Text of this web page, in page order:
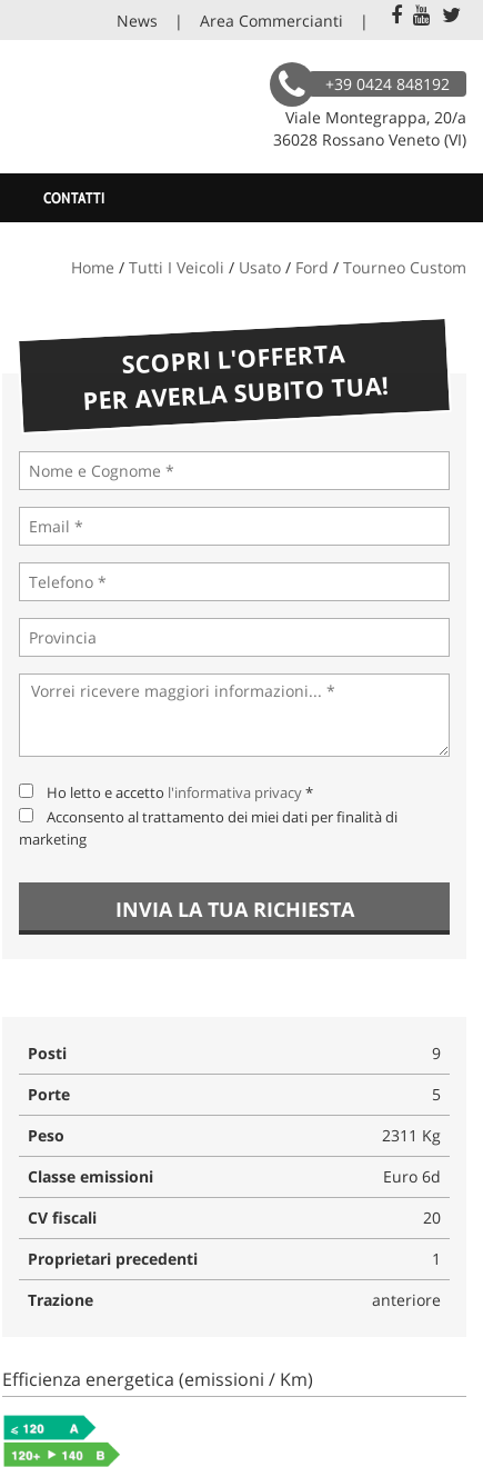
News Area Commercianti
+39 0424 848192
Viale Montegrappa, 20/a
36028 Rossano Veneto (VI)
CONTATTI
Home / Tutti I Veicoli / Usato / Ford / Tourneo Custom
SCOPRI L'OFFERTA
PER AVERLA SUBITO TUA!
Ho letto e accetto l'informativa privacy*
Acconsento al trattamento dei miei dati per finalità di
marketing
INVIA LA TUA RICHIESTA
Posti
9
Porte
5
Peso
2311 Kg
Classe emissioni
Euro 6d
CV fiscali
20
Proprietari precedenti
1
Trazione
anteriore
Efficienza energetica (emissioni / Km)